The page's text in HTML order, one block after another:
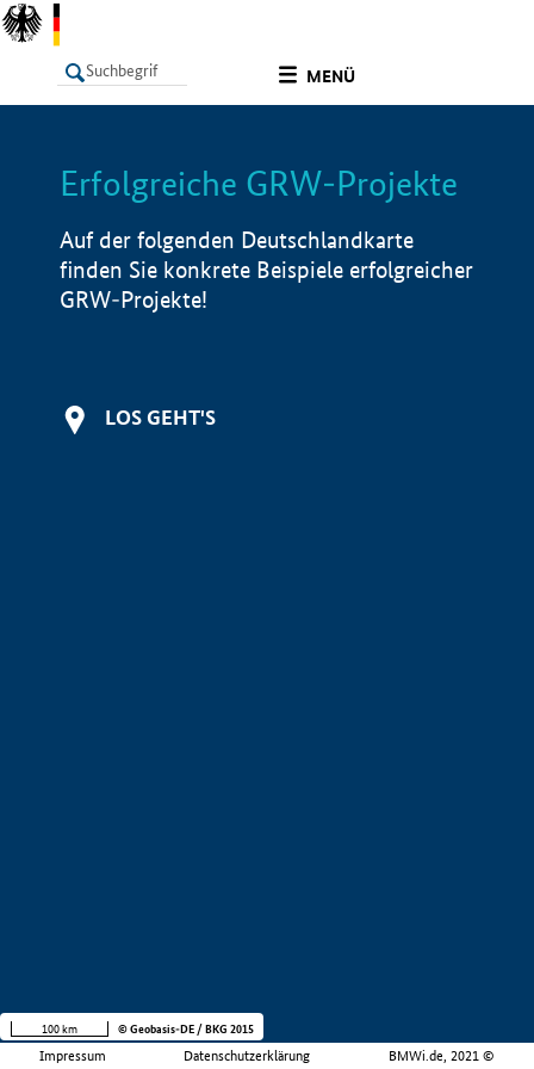
MENÜ
LISTE Info
Erfolgreiche GRW-Projekte
Auf der folgenden Deutschlandkarte
finden Sie konkrete Beispiele erfolgreicher
GRW-Projekte!
LOS GEHT'S
Impressum Datenschutzerklärung BMWi.de, 2021 ©
100 km © Geobasis-DE / BKG 2015